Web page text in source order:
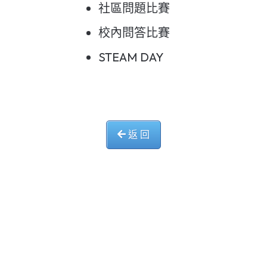
社區問題比賽
校內問答比賽
STEAM DAY
返 回